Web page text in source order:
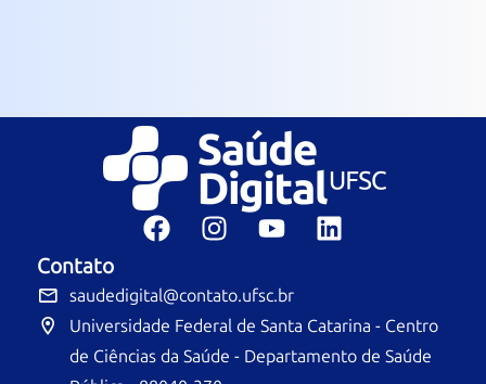
Contato
saudedigital@contato.ufsc.br
Universidade Federal de Santa Catarina - Centro
de Ciências da Saúde - Departamento de Saúde